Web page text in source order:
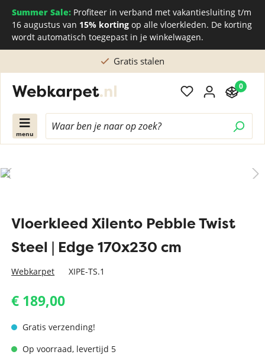
Summer Sale: Profiteer in verband met vakantiesluiting t/m
16 augustus van 15% korting op alle vloerkleden. De korting
wordt automatisch toegepast in je winkelwagen.
Gratis stalen
menu
0
Vloerkleed Xilento Pebble Twist
Steel | Edge 170x230 cm
Webkarpet XIPE-TS.1
€ 189,00
Gratis verzending!
Op voorraad, levertijd 5